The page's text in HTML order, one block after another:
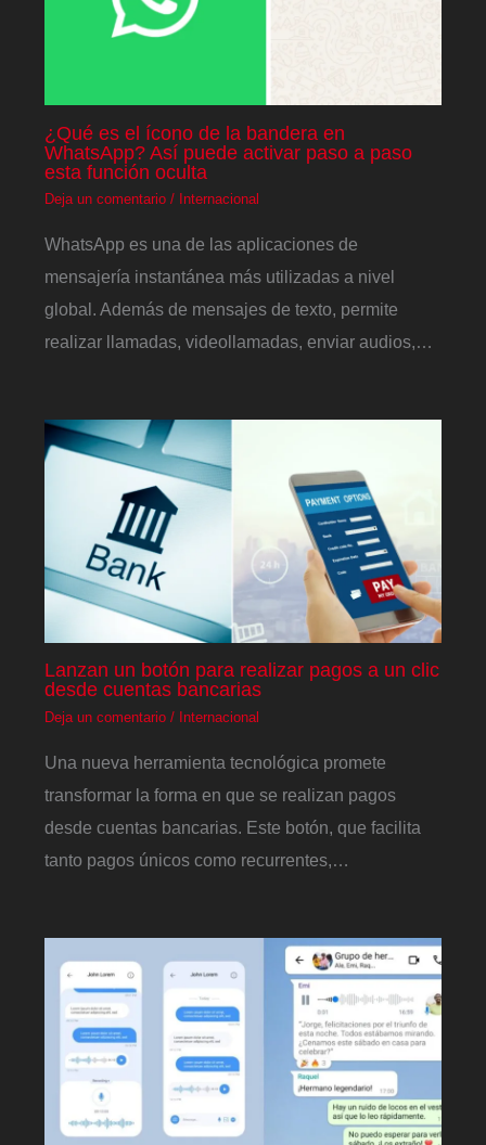
¿Qué es el ícono de la bandera en
WhatsApp? Así puede activar paso a paso
esta función oculta
Deja un comentario / Internacional
WhatsApp es una de las aplicaciones de
mensajería instantánea más utilizadas a nivel
global. Además de mensajes de texto, permite
realizar llamadas, videollamadas, enviar audios,…
Lanzan un botón para realizar pagos a un clic
desde cuentas bancarias
Deja un comentario / Internacional
Una nueva herramienta tecnológica promete
transformar la forma en que se realizan pagos
desde cuentas bancarias. Este botón, que facilita
tanto pagos únicos como recurrentes,…